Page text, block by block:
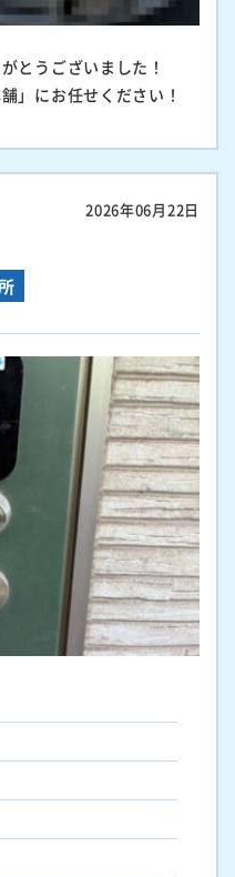
とうございました！
」にお任せください！
2026年06月22日